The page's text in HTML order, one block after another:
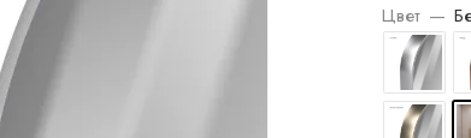
Цвет —